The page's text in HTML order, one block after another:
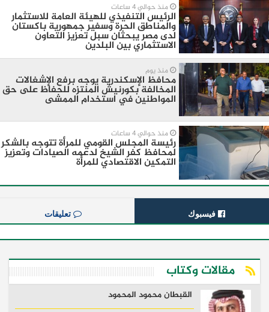
منذ حوالي 4 ساعات
الرئيس التنفيذي للهيئة العامة للاستثمار
والمناطق الحرة وسفير جمهورية باكستان
لدى مصر يبحثان سبل تعزيز التعاون
الاستثماري بين البلدين
منذ يوم
محافظ الإسكندرية يوجه برفع الإشغالات
المخالفة بكورنيش المنتزه للحفاظ على حق
المواطنين في استخدام الممشى
منذ حوالي 4 ساعات
رئيسة المجلس القومي للمرأة تتوجه بالشكر
لمحافظ كفر الشيخ لدعمه الصيادات وتعزيز
التمكين الاقتصادي للمرأة
فيسبوك تعليقات
مقالات وكتاب
القبطان محمود المحمود